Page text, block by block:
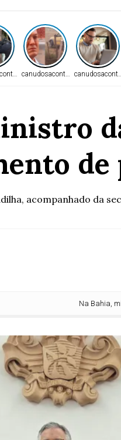
canudosacontece.com
de
acompanhado da
Na Bahia, ministro